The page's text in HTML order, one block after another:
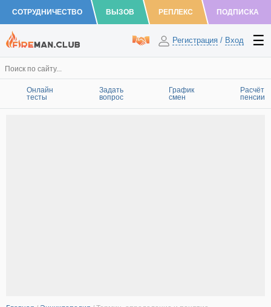
СОТРУДНИЧЕСТВО ВЫЗОВ РЕПЛЕКС ПОДПИСКА
Регистрация / Вход
Онлайн
тесты
Задать
вопрос
График
смен
Расчёт
пенсии